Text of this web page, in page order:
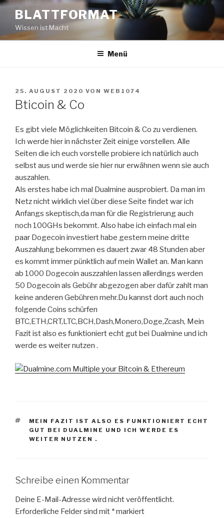
BLATTFORMAT
Wissen ist Macht
Menü
25. AUGUST 2020 VON WEB1074
Bticoin & Co
Es gibt viele Möglichkeiten Bitcoin & Co zu verdienen.
Ich werde hier in nächster Zeit einige vorstellen. Alle
Seiten die ich euch vorstelle probiere ich natürlich auch
selbst aus und werde sie hier nur erwähnen wenn sie auch
auszahlen.
Als erstes habe ich mal Dualmine ausprobiert. Da man im
Netz nicht wirklich viel über diese Seite findet war ich
Anfangs skeptisch,da man für die Registrierung auch
noch 100GHs bekommt. Also habe ich einfach mal ein
paar Dogecoin investiert habe gestern meine dritte
Auszahlung bekommen es dauert zwar 48 Stunden aber
es kommt immer pünktlich auf mein Wallet an. Man kann
ab 1000 Dogecoin auszzahlen lassen allerdings werden
50 Dogecoin als Gebühr abgezogen aber dafür zahlt man
keine anderen Gebühren mehr.Du kannst dort auch noch
folgende Coins schürfen
BTC,ETH,CRT,LTC,BCH,Dash,Monero,Doge,Zcash, Mein
Fazit ist also es funktioniert echt gut bei Dualmine und ich
werde es weiter nutzen .
MEIN FAZIT IST ALSO ES FUNKTIONIERT ECHT
GUT BEI DUALMINE UND ICH WERDE ES
WEITER NUTZEN .
Schreibe einen Kommentar
Deine E-Mail-Adresse wird nicht veröffentlicht.
Erforderliche Felder sind mit *markiert